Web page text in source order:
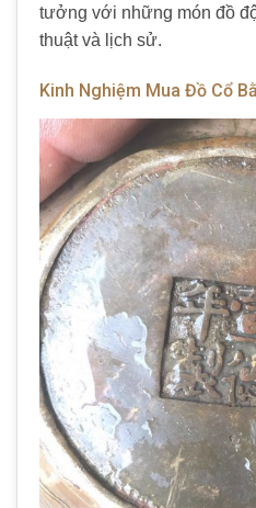
tưởng với những món đồ
thuật và lịch sử.
Kinh Nghiệm Mua Đồ Cổ